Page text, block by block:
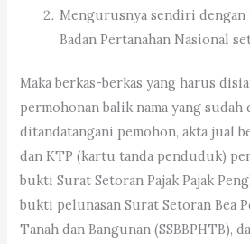
Mengurusnya sendiri
Badan Pertanahan Nasional
Maka berkas-berkas yang harus
permohonan balik nama yang sudah
ditandatangani pemohon, akta jual
dan KTP (kartu tanda penduduk)
bukti Surat Setoran Pajak Pajak
bukti pelunasan Surat Setoran Bea
Tanah dan Bangunan (SSBBPHTB),